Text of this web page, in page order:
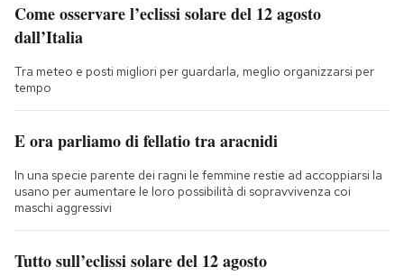
Come osservare l’eclissi solare del 12 agosto
dall’Italia
Tra meteo e posti migliori per guardarla, meglio organizzarsi per
tempo
E ora parliamo di fellatio tra aracnidi
In una specie parente dei ragni le femmine restie ad accoppiarsi la
usano per aumentare le loro possibilità di sopravvivenza coi
maschi aggressivi
Tutto sull’eclissi solare del 12 agosto